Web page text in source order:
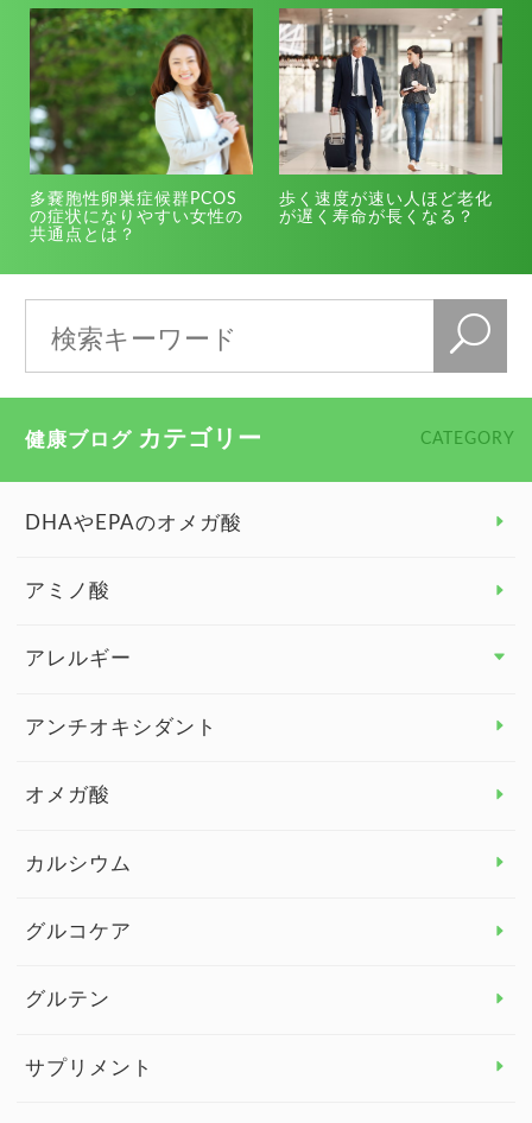
多嚢胞性卵巣症候群PCOS
の症状になりやすい女性の
共通点とは？
歩く速度が速い人ほど老化
が遅く寿命が長くなる？
健康ブログ カテゴリー CATEGORY
DHAやEPAのオメガ酸
アミノ酸
アレルギー
アレルギー トップ
アンチオキシダント
オメガ酸
カルシウム
グルコケア
グルテン
サプリメント